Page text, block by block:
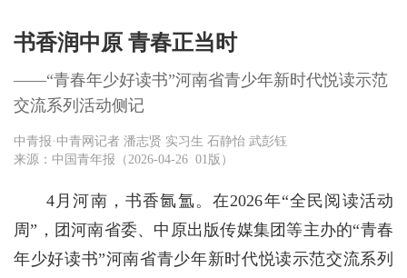
书香润中原 青春正当时
——“青春年少好读书”河南省青少年新时代悦读示范
交流系列活动侧记
中青报·中青网记者 潘志贤 实习生 石静怡 武彭钰
来源：中国青年报（2026-04-26 01版）
4月河南，书香氤氲。在2026年“全民阅读活动
周”，团河南省委、中原出版传媒集团等主办的“青春
年少好读书”河南省青少年新时代悦读示范交流系列